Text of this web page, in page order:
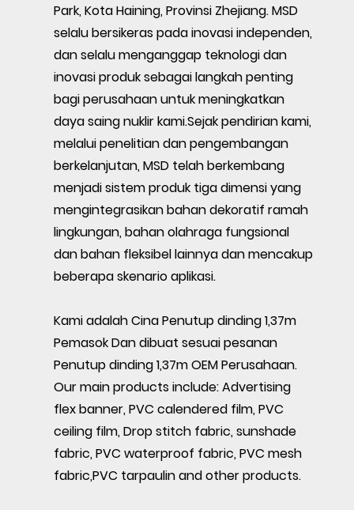
Park, Kota Haining, Provinsi Zhejiang. MSD
selalu bersikeras pada inovasi independen,
dan selalu menganggap teknologi dan
inovasi produk sebagai langkah penting
bagi perusahaan untuk meningkatkan
daya saing nuklir kami.Sejak pendirian kami,
melalui penelitian dan pengembangan
berkelanjutan, MSD telah berkembang
menjadi sistem produk tiga dimensi yang
mengintegrasikan bahan dekoratif ramah
lingkungan, bahan olahraga fungsional
dan bahan fleksibel lainnya dan mencakup
beberapa skenario aplikasi.
Kami adalahCina Penutup dinding 1,37m
PemasokDandibuat sesuai pesanan
Penutup dinding 1,37m OEM Perusahaan.
Our main products include: Advertising
flex banner, PVC calendered film, PVC
ceiling film, Drop stitch fabric, sunshade
fabric, PVC waterproof fabric, PVC mesh
fabric,PVC tarpaulin and other products.